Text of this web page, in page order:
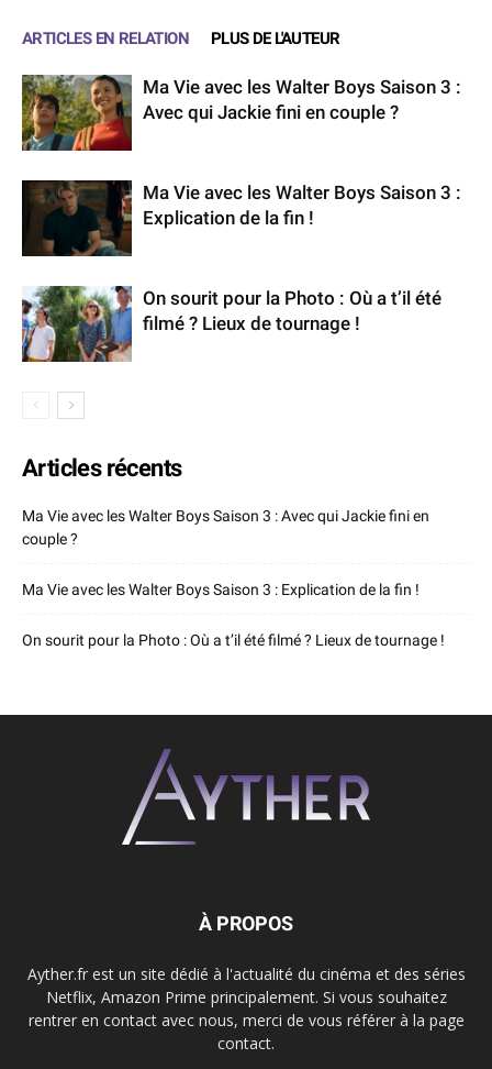
ARTICLES EN RELATION PLUS DE L'AUTEUR
Ma Vie avec les Walter Boys Saison 3 :
Avec qui Jackie fini en couple ?
Ma Vie avec les Walter Boys Saison 3 :
Explication de la fin !
On sourit pour la Photo : Où a t’il été
filmé ? Lieux de tournage !
Articles récents
Ma Vie avec les Walter Boys Saison 3 : Avec qui Jackie fini en
couple ?
Ma Vie avec les Walter Boys Saison 3 : Explication de la fin !
On sourit pour la Photo : Où a t’il été filmé ? Lieux de tournage !
À PROPOS
Ayther.fr est un site dédié à l'actualité du cinéma et des séries
Netflix, Amazon Prime principalement. Si vous souhaitez
rentrer en contact avec nous, merci de vous référer à la page
contact.